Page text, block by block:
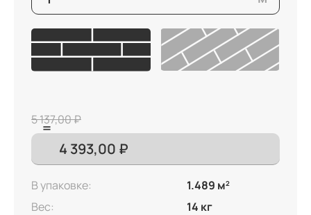
5 137,00 ₽
В упаковке: 1.489 м2
Вес:
14 кг